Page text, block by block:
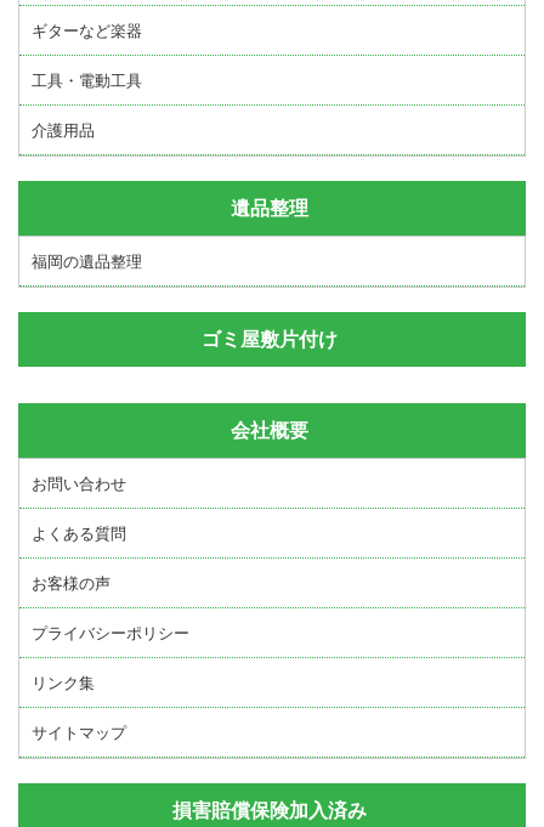
ギターなど楽器
工具・電動工具
介護用品
遺品整理
福岡の遺品整理
ゴミ屋敷片付け
会社概要
お問い合わせ
よくある質問
お客様の声
プライバシーポリシー
リンク集
サイトマップ
損害賠償保険加入済み